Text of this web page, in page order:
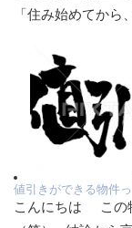
「住み始めてか
値引きができる物件
こんにちは この